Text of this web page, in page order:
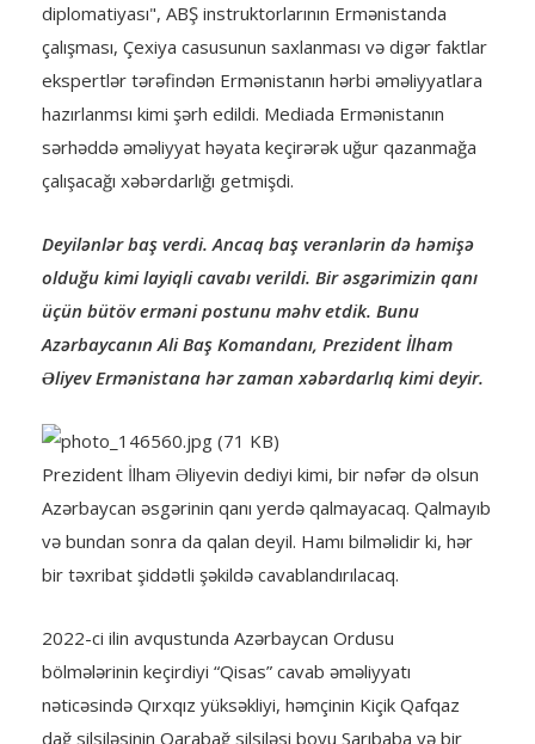
diplomatiyası", ABŞ instruktorlarının Ermənistanda
çalışması, Çexiya casusunun saxlanması və digər faktlar
ekspertlər tərəfindən Ermənistanın hərbi əməliyyatlara
hazırlanmsı kimi şərh edildi. Mediada Ermənistanın
sərhəddə əməliyyat həyata keçirərək uğur qazanmağa
çalışacağı xəbərdarlığı getmişdi.
Deyilənlər baş verdi. Ancaq baş verənlərin də həmişə
olduğu kimi layiqli cavabı verildi. Bir əsgərimizin qanı
üçün bütöv erməni postunu məhv etdik. Bunu
Azərbaycanın Ali Baş Komandanı, Prezident İlham
Əliyev Ermənistana hər zaman xəbərdarlıq kimi deyir.
Prezident İlham Əliyevin dediyi kimi, bir nəfər də olsun
Azərbaycan əsgərinin qanı yerdə qalmayacaq. Qalmayıb
və bundan sonra da qalan deyil. Hamı bilməlidir ki, hər
bir təxribat şiddətli şəkildə cavablandırılacaq.
2022-ci ilin avqustunda Azərbaycan Ordusu
bölmələrinin keçirdiyi “Qisas” cavab əməliyyatı
nəticəsində Qırxqız yüksəkliyi, həmçinin Kiçik Qafqaz
dağ silsiləsinin Qarabağ silsiləsi boyu Sarıbaba və bir